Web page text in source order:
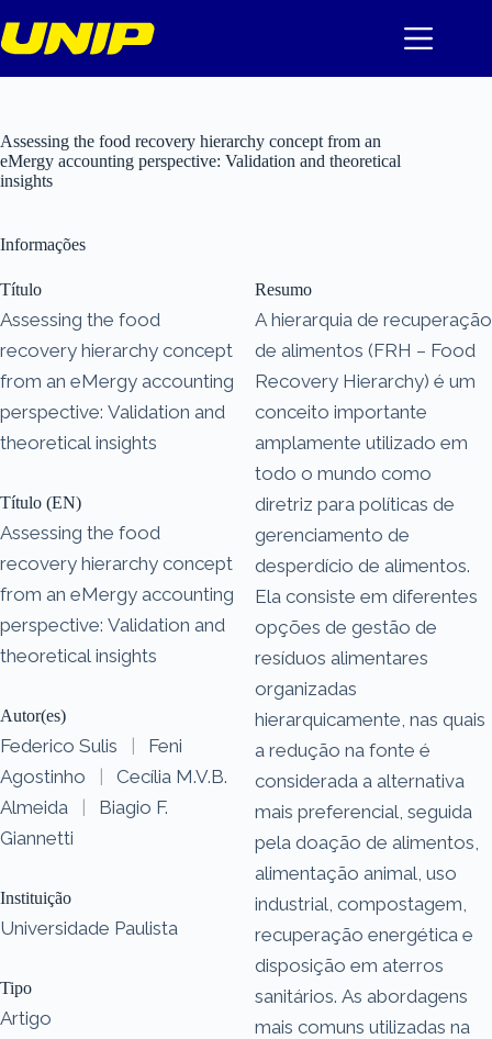
para
o
Assessing the food recovery hierarchy concept from an
eMergy accounting perspective: Validation and theoretical
insights
Informações
Título
Assessing the food
recovery hierarchy concept
from an eMergy accounting
perspective: Validation and
theoretical insights
Título (EN)
Assessing the food
recovery hierarchy concept
from an eMergy accounting
perspective: Validation and
theoretical insights
Autor(es)
Federico Sulis |
Feni
Agostinho
|
Cecília M.V.B.
Almeida
|
Biagio F.
Giannetti
Instituição
Universidade Paulista
Tipo
Artigo
Resumo
A hierarquia de recuperação
de alimentos (FRH – Food
Recovery Hierarchy) é um
conceito importante
amplamente utilizado em
todo o mundo como
diretriz para políticas de
gerenciamento de
desperdício de alimentos.
Ela consiste em diferentes
opções de gestão de
resíduos alimentares
organizadas
hierarquicamente, nas quais
a redução na fonte é
considerada a alternativa
mais preferencial, seguida
pela doação de alimentos,
alimentação animal, uso
industrial, compostagem,
recuperação energética e
disposição em aterros
sanitários. As abordagens
mais comuns utilizadas na